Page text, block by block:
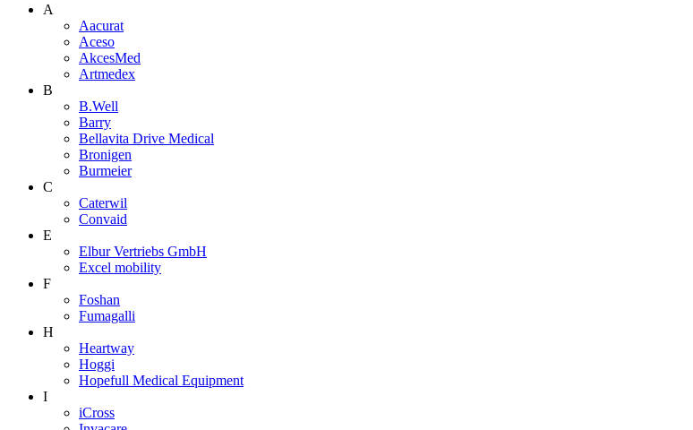
A
Aacurat
Aceso
AkcesMed
Artmedex
B
B.Well
Barry
Bellavita Drive Medical
Bronigen
Burmeier
C
Caterwil
Convaid
E
Elbur Vertriebs GmbH
Excel mobility
F
Foshan
Fumagalli
H
Heartway
Hoggi
Hopefull Medical Equipment
I
iCross